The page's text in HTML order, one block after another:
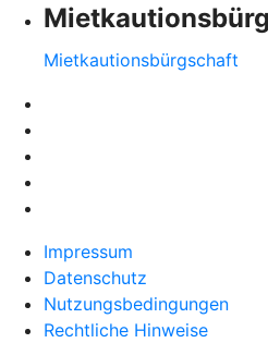
Mietkautionsbürgschaft
Impressum
Datenschutz
Nutzungsbedingungen
Rechtliche Hinweise